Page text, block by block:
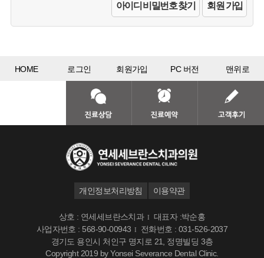
아이디 비밀번호 찾기 회원 가입
HOME 로그인 회원가입 PC 버전 맨위로
개인정보처리방침 이용약관
상호 : 연세세브란스치과 I
대표자 :박순홍
사업자번호 : 568-90-00943 I
전화번호 : 031-526-2037
경기도 용인시 처인구 명지로 21, 정명빌딩 3층
Copyright 2019 by Yonsei Severance Dental Clinic.